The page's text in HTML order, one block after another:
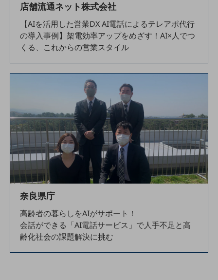
NTTドコモビジネスグループのサステナビリティ
サステナビリティ基本方針
サステナビリティレポート
経営情報
決算公告
電子公告
基礎的電気通信役務損益明細表
採用情報
採用情報TOP
新卒採用
経験者採用
障がい者採用
人材育成制度
店舗流通ネット株式会社
【AIを活用した営業DX AI電話によるテレアポ代行
の導入事例】架電効率アップをめざす！AI×人でつ
くる、これからの営業スタイル
奈良県庁
高齢者の暮らしをAIがサポート！
会話ができる「AI電話サービス」で人手不足と高
齢化社会の課題解決に挑む